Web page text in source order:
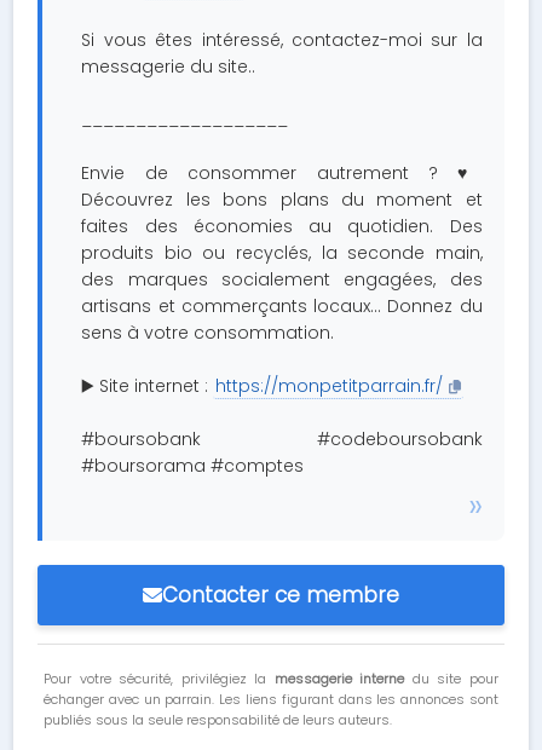
Si vous êtes intéressé, contactez-moi sur la
messagerie du site..
___________________
Envie de consommer autrement ? ♥️
Découvrez les bons plans du moment et
faites des économies au quotidien. Des
produits bio ou recyclés, la seconde main,
des marques socialement engagées, des
artisans et commerçants locaux... Donnez du
sens à votre consommation.
▶️ Site internet : https://monpetitparrain.fr/
#boursobank #codeboursobank
#boursorama #comptes
Contacter ce membre
Pour votre sécurité, privilégiez la messagerie internedu site pour
échanger avec un parrain. Les liens figurant dans les annonces sont
publiés sous la seule responsabilité de leurs auteurs.